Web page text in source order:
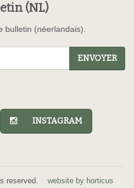
(NL)
bulletin (néerlandais).
ENVOYER
INSTAGRAM
reserved. website by horticus